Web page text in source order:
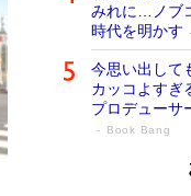
みれに…ノブ
時代を明かす
今思い出して
カッコよす
プロデューサ
Book Bang
「叱って伸